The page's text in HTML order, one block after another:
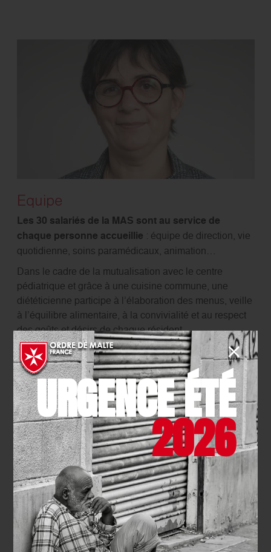
Equipe
Les 30 salariés de la MAS sont au service de
chaque personne accueillie : équipe de direction, vie
quotidienne, soins paramédicaux, animation…
Dans le cadre de la mutualisation avec le centre
pédiatrique et grâce à une cuisine commune, une
diététicienne participe à l’élaboration des menus, veille
à l’équilibre alimentaire, à la convivialité et au respect
des goûts et désirs de chaque résident.
Conventions et partenaires
URGENCE ÉTÉ
2026